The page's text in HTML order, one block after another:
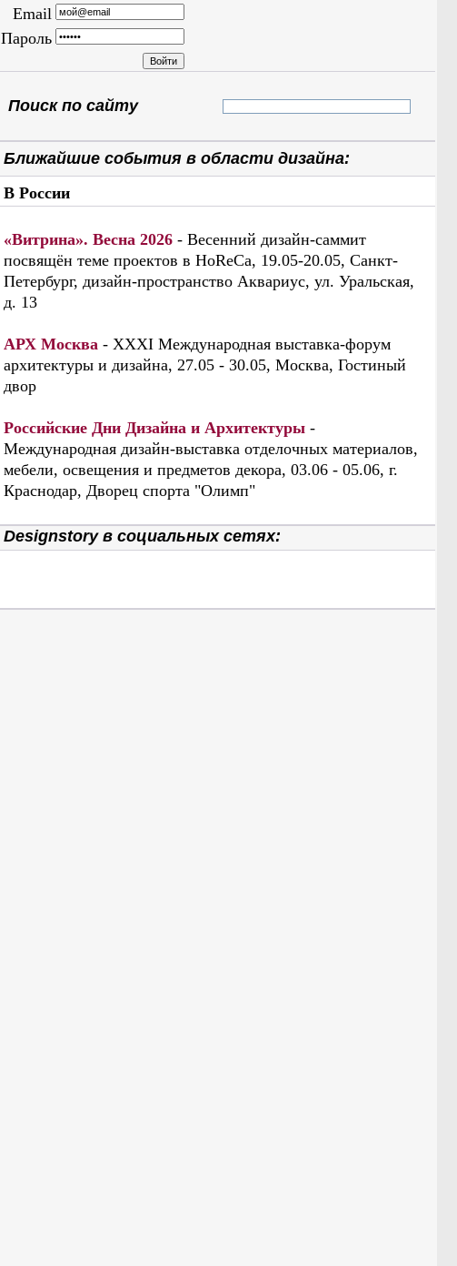
Email
Пароль
Поиск по сайту
Ближайшие события в области дизайна:
В России
«Витрина». Весна 2026 - Весенний дизайн-саммит
посвящён теме проектов в HoReCa, 19.05-20.05, Санкт-
Петербург, дизайн-пространство Аквариус, ул. Уральская,
д. 13
АРХ Москва - XXXI Международная выставка-форум
архитектуры и дизайна, 27.05 - 30.05, Москва, Гостиный
двор
Российские Дни Дизайна и Архитектуры -
Международная дизайн-выставка отделочных материалов,
мебели, освещения и предметов декора, 03.06 - 05.06, г.
Краснодар, Дворец спорта "Олимп"
Designstory в социальных сетях: